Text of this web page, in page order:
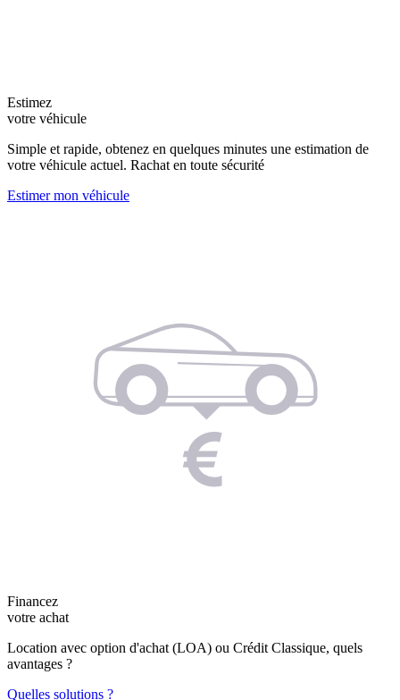
Estimez
votre véhicule
Simple et rapide, obtenez en quelques minutes une estimation de
votre véhicule actuel. Rachat en toute sécurité
Estimer mon véhicule
Financez
votre achat
Location avec option d'achat (LOA) ou Crédit Classique, quels
avantages ?
Quelles solutions ?